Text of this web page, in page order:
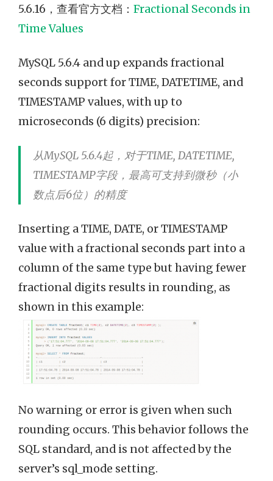
5.6.16，查看官方文档： Fractional Seconds in
Time Values
MySQL 5.6.4 and up expands fractional
seconds support for TIME, DATETIME, and
TIMESTAMP values, with up to
microseconds (6 digits) precision:
从MySQL 5.6.4起，对于TIME, DATETIME,
TIMESTAMP字段，最高可支持到微秒（小
数点后6位）的精度
Inserting a TIME, DATE, or TIMESTAMP
value with a fractional seconds part into a
column of the same type but having fewer
fractional digits results in rounding, as
shown in this example:
No warning or error is given when such
rounding occurs. This behavior follows the
SQL standard, and is not affected by the
server’s sql_mode setting.